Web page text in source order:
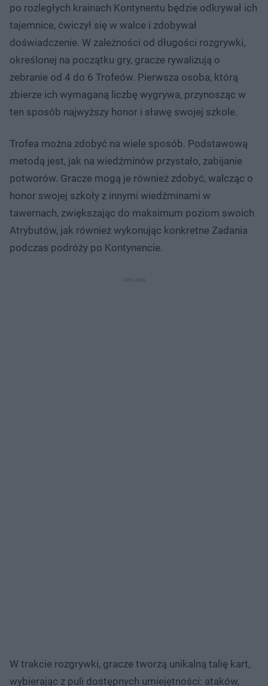
po rozległych krainach Kontynentu będzie odkrywał ich
tajemnice, ćwiczył się w walce i zdobywał
doświadczenie. W zależności od długości rozgrywki,
określonej na początku gry, gracze rywalizują o
zebranie od 4 do 6 Trofeów. Pierwsza osoba, którą
zbierze ich wymaganą liczbę wygrywa, przynosząc w
ten sposób najwyższy honor i sławę swojej szkole.
Trofea można zdobyć na wiele sposób. Podstawową
metodą jest, jak na wiedźminów przystało, zabijanie
potworów. Gracze mogą je również zdobyć, walcząc o
honor swojej szkoły z innymi wiedźminami w
tawernach, zwiększając do maksimum poziom swoich
Atrybutów, jak również wykonując konkretne Zadania
podczas podróży po Kontynencie.
W trakcie rozgrywki, gracze tworzą unikalną talię kart,
wybierając z puli dostępnych umiejętności: ataków,